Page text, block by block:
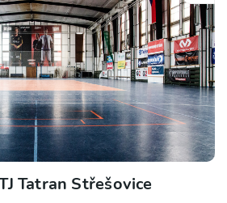
Tatran Střešovice